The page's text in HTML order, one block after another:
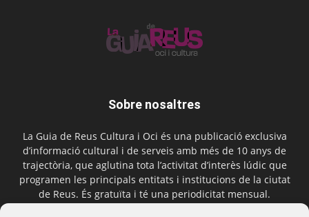
Sobre nosaltres
La Guia de Reus Cultura i Oci és una publicació exclusiva
d’informació cultural i de serveis amb més de 10 anys de
trajectòria, que aglutina tota l’activitat d’interès lúdic que
programen les principals entitats i institucions de la ciutat
de Reus. És gratuïta i té una periodicitat mensual.